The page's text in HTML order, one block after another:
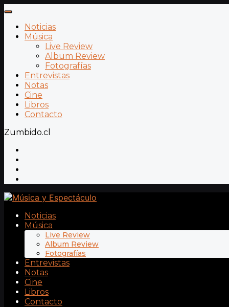
Noticias
Música
Live Review
Album Review
Fotografías
Entrevistas
Notas
Cine
Libros
Contacto
Zumbido.cl
Noticias
Música
Live Review
Album Review
Fotografías
Entrevistas
Notas
Cine
Libros
Contacto